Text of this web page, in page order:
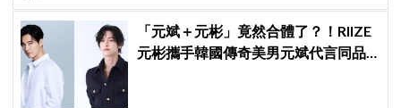
「元斌＋元彬」竟然合體了？！RIIZE
元彬攜手韓國傳奇美男元斌代言同品